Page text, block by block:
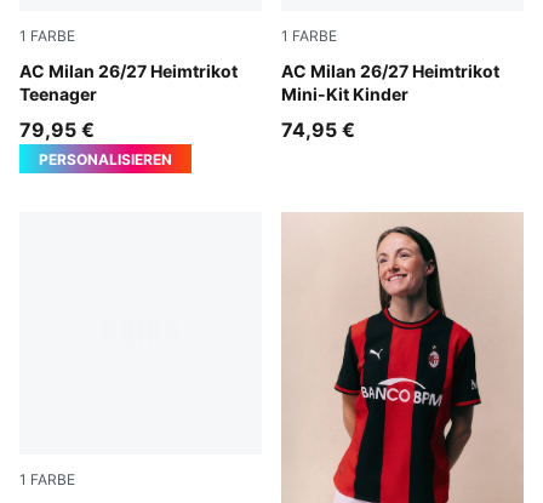
1 FARBE
AC Milan 26/27 Heimtrikot
Teenager
PUMA Black-For All Time Red
79,95 €
PERSONALISIEREN
1 FARBE
AC Milan 26/27 Heimtrikot
Mini-Kit Kinder
PUMA Black-For All Time
74,95 €
1 FARBE